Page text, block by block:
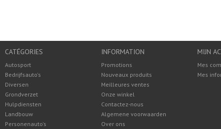
CATÉGORIES
Autosport
Bedrijfsauto's
Diversen
Grondverzet
Hulpdiensten
Landbouw
Personenauto's
INFORMATION
Promotions
Nouveaux produits
Meilleures ventes
Onze winkel
Contactez-nous
Algemene voorwaarden
Over ons
MIJN
Mes
Mes